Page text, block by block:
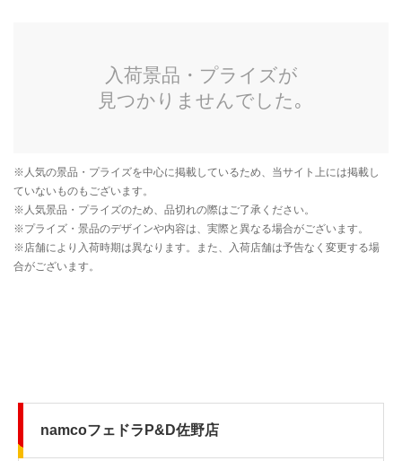
namcoフェドラP&D佐野店